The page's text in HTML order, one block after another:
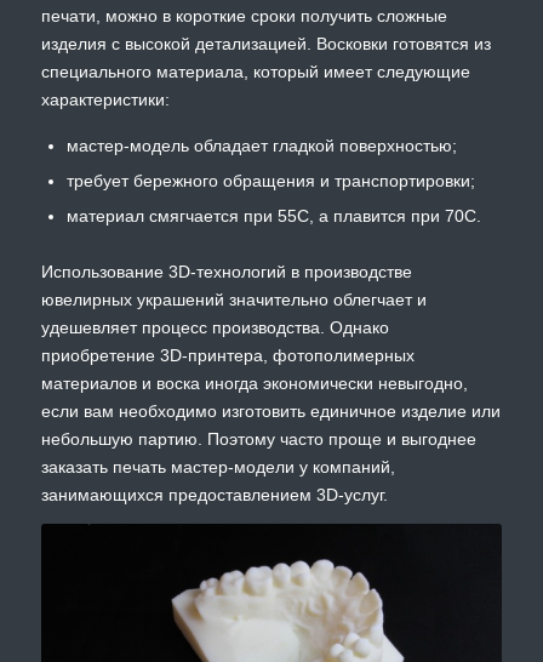
печати, можно в короткие сроки получить сложные
изделия с высокой детализацией. Восковки готовятся из
специального материала, который имеет следующие
характеристики:
мастер-модель обладает гладкой поверхностью;
требует бережного обращения и транспортировки;
материал смягчается при 55C, а плавится при 70C.
Использование 3D-технологий в производстве
ювелирных украшений значительно облегчает и
удешевляет процесс производства. Однако
приобретение 3D-принтера, фотополимерных
материалов и воска иногда экономически невыгодно,
если вам необходимо изготовить единичное изделие или
небольшую партию. Поэтому часто проще и выгоднее
заказать печать мастер-модели у компаний,
занимающихся предоставлением 3D-услуг.